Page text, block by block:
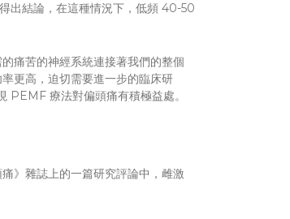
出結論，在這種情況下，低頻 40-50
痛苦的神經系統連接著我們的整個
更高，迫切需要進一步的臨床研
PEMF 療法對偏頭痛有積極益處。
》雜誌上的一篇研究評論中，雌激